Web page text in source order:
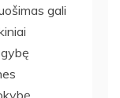
gali